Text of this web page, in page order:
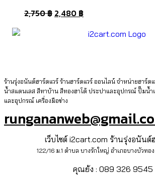
2,750฿ 2,480 ฿
ร้านรุ่งอนันต์ฮาร์ดแวร์ ร้านฮาร์ดแวร์ ออนไลน์ จำหน่ายฮาร์ด
น้ำสแตนเลส สีทาบ้าน สีทองฮาโต้ ประปาและอุปกรณ์ ปั๊มน้ำ
และอุปกรณ์ เครื่องมือช่าง
เว็บไซต์ i2cart.com ร้านรุ่งอนันต์
122/16 ม.1 ตำบล บางรักใหญ่ อำเภอบางบัวทอง
คุณย้ง : 089 326 9545